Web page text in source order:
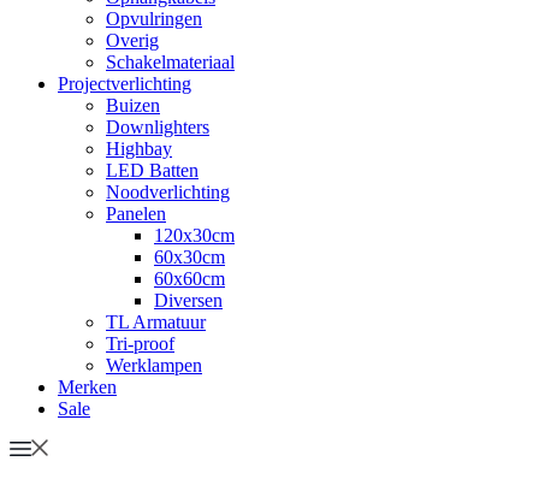
Opvulringen
Overig
Schakelmateriaal
Projectverlichting
Buizen
Downlighters
Highbay
LED Batten
Noodverlichting
Panelen
120x30cm
60x30cm
60x60cm
Diversen
TL Armatuur
Tri-proof
Werklampen
Merken
Sale